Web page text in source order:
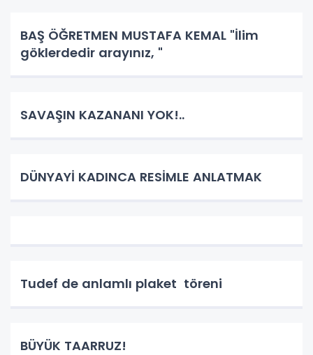
BAŞ ÖĞRETMEN MUSTAFA KEMAL "İlim
göklerdedir arayınız, "
SAVAŞIN KAZANANI YOK!..
DÜNYAYİ KADINCA RESİMLE ANLATMAK
Tudef de anlamlı plaket töreni
BÜYÜK TAARRUZ!